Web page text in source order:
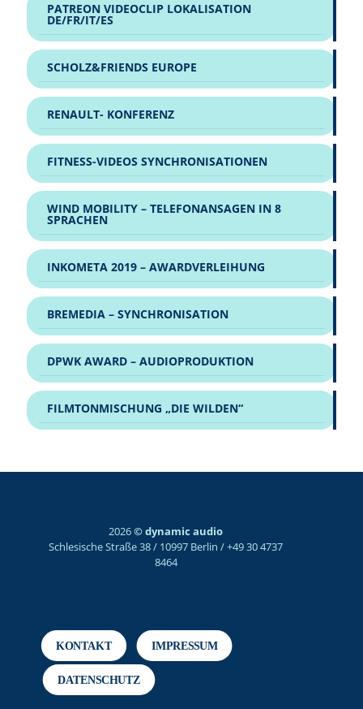
PATREON VIDEOCLIP LOKALISATION
DE/FR/IT/ES
SCHOLZ&FRIENDS EUROPE
RENAULT- KONFERENZ
FITNESS-VIDEOS SYNCHRONISATIONEN
WIND MOBILITY – TELEFONANSAGEN IN 8
SPRACHEN
INKOMETA 2019 – AWARDVERLEIHUNG
BREMEDIA – SYNCHRONISATION
DPWK AWARD – AUDIOPRODUKTION
FILMTONMISCHUNG „DIE WILDEN“
2026© dynamic audio
Schlesische Straße 38 / 10997 Berlin / +49 30 4737
8464
KONTAKT IMPRESSUM
DATENSCHUTZ